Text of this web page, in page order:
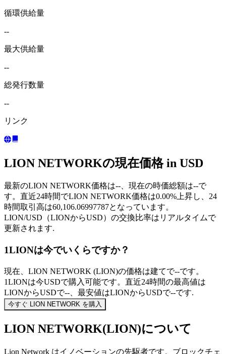
循環供給量
--
最大供給量
--
総発行数量
--
リンク
LION NETWORKの現在価格 in USD
最新のLION NETWORK価格は--、現在の時価総額は--で
す。直近24時間でLION NETWORK価格は0.00%上昇し、24
時間取引高は60,106.06997787となっています。
LION/USD（LIONからUSD）の交換比率はリアルタイムで
更新されます.
1LIONは今でいくらですか？
現在、LION NETWORK (LION)の価格は建てで--です。
1LIONは今USDで購入可能です。直近24時間の最高値は
LIONからUSDで--、最安値はLIONからUSDで--です.
今すぐ LION NETWORK を購入
LION NETWORK(LION)について
Lion Network はイノベーションの先駆者です。ブロックチェ